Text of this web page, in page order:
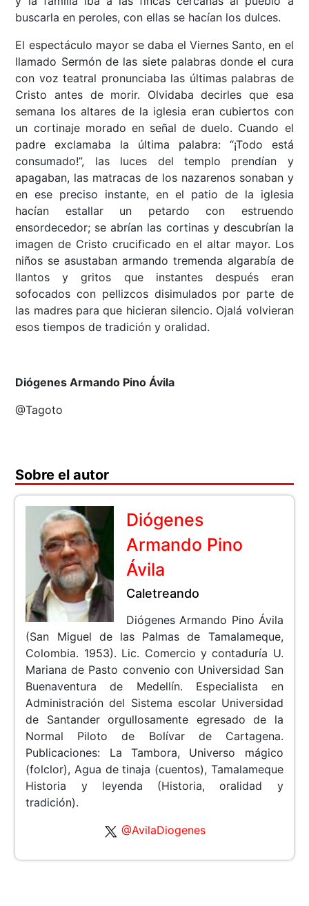
buscarla en peroles, con ellas se hacían los dulces.
El espectáculo mayor se daba el Viernes Santo, en el
llamado Sermón de las siete palabras donde el cura
con voz teatral pronunciaba las últimas palabras de
Cristo antes de morir. Olvidaba decirles que esa
semana los altares de la iglesia eran cubiertos con
un cortinaje morado en señal de duelo. Cuando el
padre exclamaba la última palabra: “¡Todo está
consumado!”, las luces del templo prendían y
apagaban, las matracas de los nazarenos sonaban y
en ese preciso instante, en el patio de la iglesia
hacían estallar un petardo con estruendo
ensordecedor; se abrían las cortinas y descubrían la
imagen de Cristo crucificado en el altar mayor. Los
niños se asustaban armando tremenda algarabía de
llantos y gritos que instantes después eran
sofocados con pellizcos disimulados por parte de
las madres para que hicieran silencio. Ojalá volvieran
esos tiempos de tradición y oralidad.
Diógenes Armando Pino Ávila
@Tagoto
Sobre el autor
Diógenes
Armando Pino
Ávila
Caletreando
Diógenes Armando Pino Ávila
(San Miguel de las Palmas de Tamalameque,
Colombia. 1953). Lic. Comercio y contaduría U.
Mariana de Pasto convenio con Universidad San
Buenaventura de Medellín. Especialista en
Administración del Sistema escolar Universidad
de Santander orgullosamente egresado de la
Normal Piloto de Bolívar de Cartagena.
Publicaciones: La Tambora, Universo mágico
(folclor), Agua de tinaja (cuentos), Tamalameque
Historia y leyenda (Historia, oralidad y
tradición).
@AvilaDiogenes